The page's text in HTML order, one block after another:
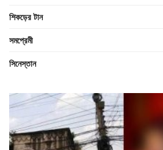
শিকড়ের টান
সমপ্রেমী
সিনেস্তান